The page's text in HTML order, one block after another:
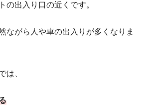
の出入り口の近くです。
ながら人や車の出入りが多くなりま
は、